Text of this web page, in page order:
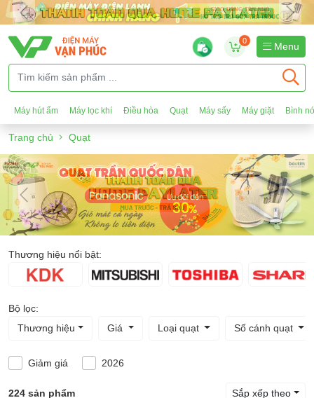
0
Menu
Máy hút ẩm Máy lọc khí Điều hòa Quạt Máy sấy Máy giặt Bình
Trang chủ Quạt
Thương hiệu nổi bật:
Bộ lọc:
Thương hiệu
Giá Loại quạt Số cánh quạt
Giảm giá 2026
224 sản phẩm Sắp xếp theo